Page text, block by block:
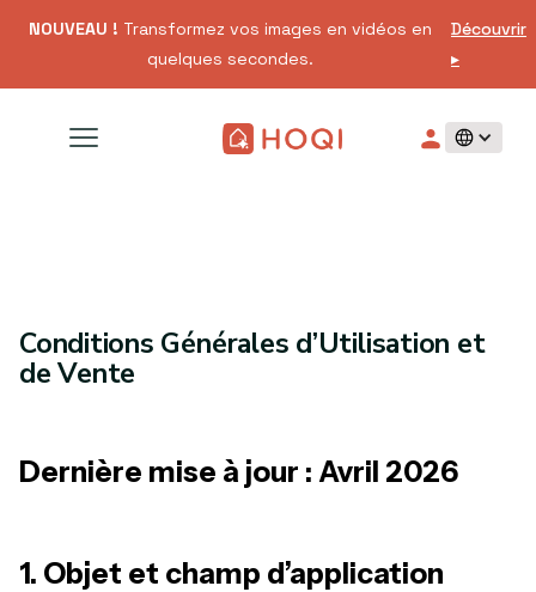
NOUVEAU ! Transformez vos images en vidéos en
quelques secondes.
Découvrir
▸
Conditions Générales d’Utilisation et
de Vente
Dernière mise à jour : Avril 2026
1. Objet et champ d’application